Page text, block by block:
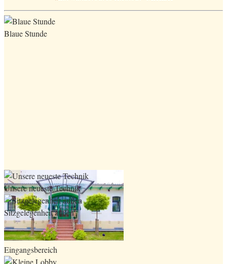
Blaue Stunde
Eingangsbereich
Unsere neueste Technik
Sitzgelegenheit außen